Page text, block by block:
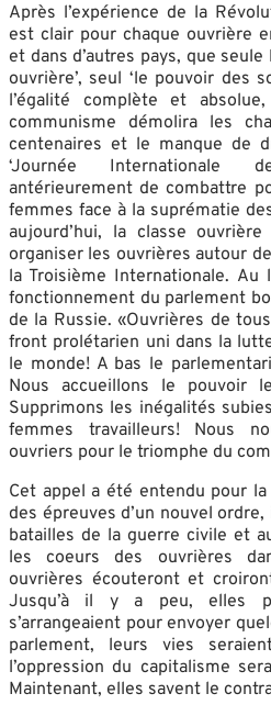
Après l’expérience de la
est clair pour chaque ouvrière
et dans d’autres pays, que
ouvrière’, seul ‘le pouvoir des
l’égalité complète et
communisme démolira les
centenaires et le manque de
‘Journée Internationale
antérieurement de combattre
femmes face à la suprématie
aujourd’hui, la classe
organiser les ouvrières autour
la Troisième Internationale.
fonctionnement du parlement
de la Russie. «Ouvrières de
front prolétarien uni dans la
le monde! A bas le
Nous accueillons le pouvoir
Supprimons les inégalités
femmes travailleurs! Nous
ouvriers pour le triomphe du
Cet appel a été entendu pour
des épreuves d’un nouvel
batailles de la guerre civile et
les coeurs des ouvrières
ouvrières écouteront et
Jusqu’à il y a peu, elles
s’arrangeaient pour envoyer
parlement, leurs vies
l’oppression du capitalisme
Maintenant, elles savent le